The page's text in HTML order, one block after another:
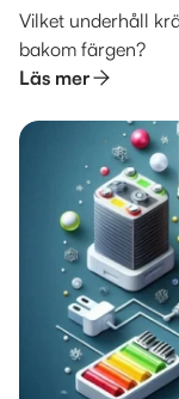
Vilket underhåll
bakom färgen?
Läs mer